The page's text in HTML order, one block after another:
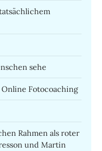
sehe
Fotocoaching
Rahmen als roter
und Martin